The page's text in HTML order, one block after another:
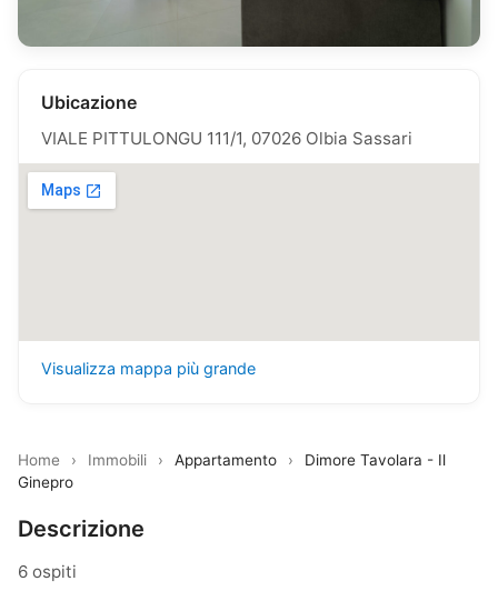
Ubicazione
VIALE PITTULONGU 111/1, 07026 Olbia Sassari
Visualizza mappa più grande
Home › Immobili › Appartamento ›
Dimore Tavolara - Il
Ginepro
Descrizione
6 ospiti